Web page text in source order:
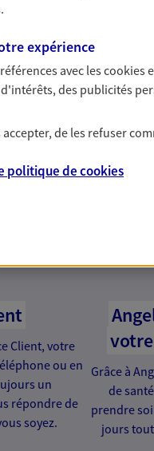
Client, votre
ou en
un
répondre de
soyez.
Grâce à
de
prendre
jours
expérience
avec lescookies
des publicités
accepter, de les refuser
politique decookies